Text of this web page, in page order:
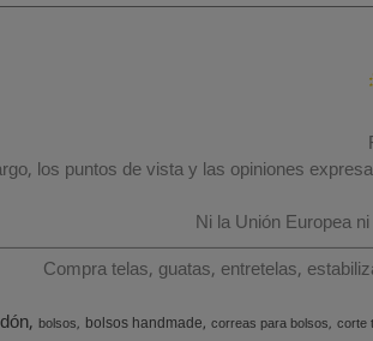
los puntos de vista y las opiniones
Ni la Unión Europea
Compra telas, guatas, entretelas,
bolsos bolsos handmade correas para bolsos corte